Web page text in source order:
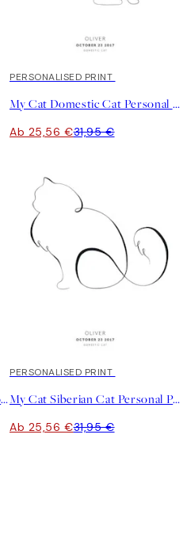
20%*
PERSONALISED PRINT
My Cat Domestic Cat Personal Poster
Ab 25,56 €31,95 €
My Cat British Shorthair Personal Poster
20%*
PERSONALISED PRINT
My Cat Siberian Cat Personal Poster
Ab 25,56 €31,95 €